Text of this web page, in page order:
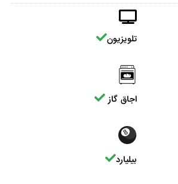
تلویزیون
اجاق گاز
بیلیارد